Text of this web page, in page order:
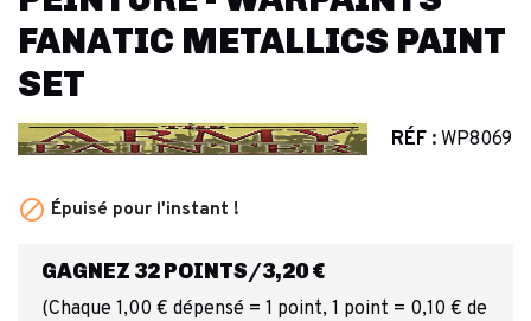
FANATIC METALLICS PAINT
SET
RÉF : WP8069
 Épuisé pour l'instant !
GAGNEZ 32 POINTS/3,20 €
(Chaque 1,00 € dépensé = 1 point, 1 point = 0,10 € de